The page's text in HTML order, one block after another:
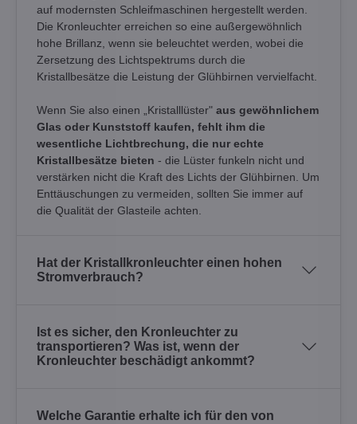
auf modernsten Schleifmaschinen hergestellt werden.
Die Kronleuchter erreichen so eine außergewöhnlich
hohe Brillanz, wenn sie beleuchtet werden, wobei die
Zersetzung des Lichtspektrums durch die
Kristallbesätze die Leistung der Glühbirnen vervielfacht.
Wenn Sie also einen „Kristalllüster" aus gewöhnlichem
Glas oder Kunststoff kaufen, fehlt ihm die
wesentliche Lichtbrechung, die nur echte
Kristallbesätze bieten - die Lüster funkeln nicht und
verstärken nicht die Kraft des Lichts der Glühbirnen. Um
Enttäuschungen zu vermeiden, sollten Sie immer auf
die Qualität der Glasteile achten.
Hat der Kristallkronleuchter einen hohen
Stromverbrauch?
Ist es sicher, den Kronleuchter zu
transportieren? Was ist, wenn der
Kronleuchter beschädigt ankommt?
Welche Garantie erhalte ich für den von